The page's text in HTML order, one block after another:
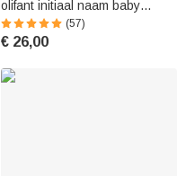
olifant initiaal naam baby
veiligheidsdeken met
stippeltjes rug en borduurwerk
tekst verjaardag baby shower
(57)
€ 26,00